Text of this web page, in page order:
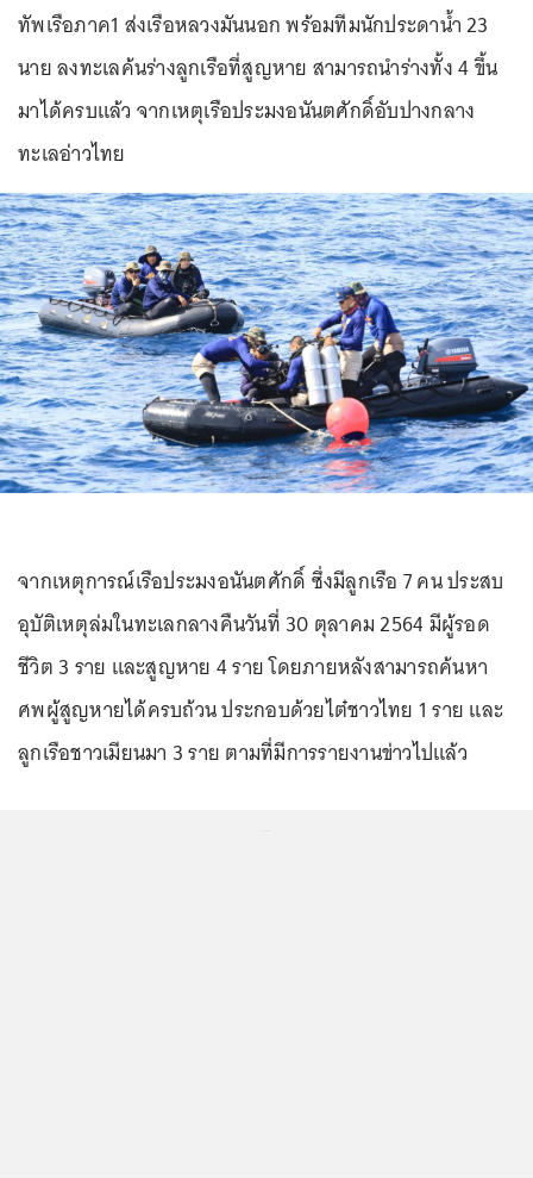
ทัพเรือภาค1 ส่งเรือหลวงมันนอก พร้อมทีมนักประดาน้ำ 23
นาย ลงทะเลค้นร่างลูกเรือที่สูญหาย สามารถนำร่างทั้ง 4 ขึ้น
มาได้ครบแล้ว จากเหตุเรือประมงอนันตศักดิ์อับปางกลาง
ทะเลอ่าวไทย
จากเหตุการณ์เรือประมงอนันตศักดิ์ ซึ่งมีลูกเรือ 7 คน ประสบ
อุบัติเหตุล่มในทะเลกลางคืนวันที่ 30 ตุลาคม 2564 มีผู้รอด
ชีวิต 3 ราย และสูญหาย 4 ราย โดยภายหลังสามารถค้นหา
ศพผู้สูญหายได้ครบถ้วน ประกอบด้วยไต๋ชาวไทย 1 ราย และ
ลูกเรือชาวเมียนมา 3 ราย ตามที่มีการรายงานข่าวไปแล้ว